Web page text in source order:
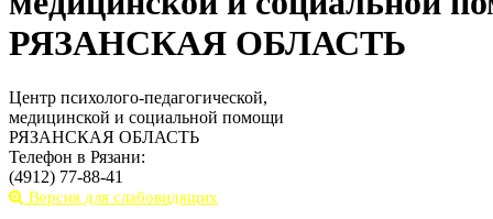
РЯЗАНСКАЯ ОБЛАСТЬ
Центр психолого-педагогической,
медицинской и социальной помощи
РЯЗАНСКАЯ ОБЛАСТЬ
Телефон в Рязани:
(4912) 77-88-41
Версия для слабовидящих